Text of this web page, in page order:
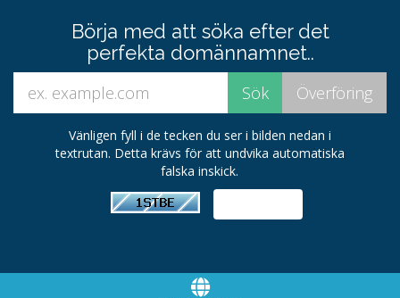
Börja med att söka efter det
perfekta domännamnet..
Vänligen fyll i de tecken du ser i bilden nedan i
textrutan. Detta krävs för att undvika automatiska
falska inskick.